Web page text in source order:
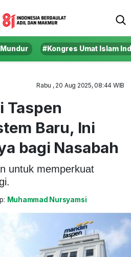
#Kongres Umat Islam
Rabu , 20 Aug 2025, 08:44 WIB
Taspen
Baru, Ini
bagi Nasabah
untuk memperkuat
Muhammad Nursyamsi